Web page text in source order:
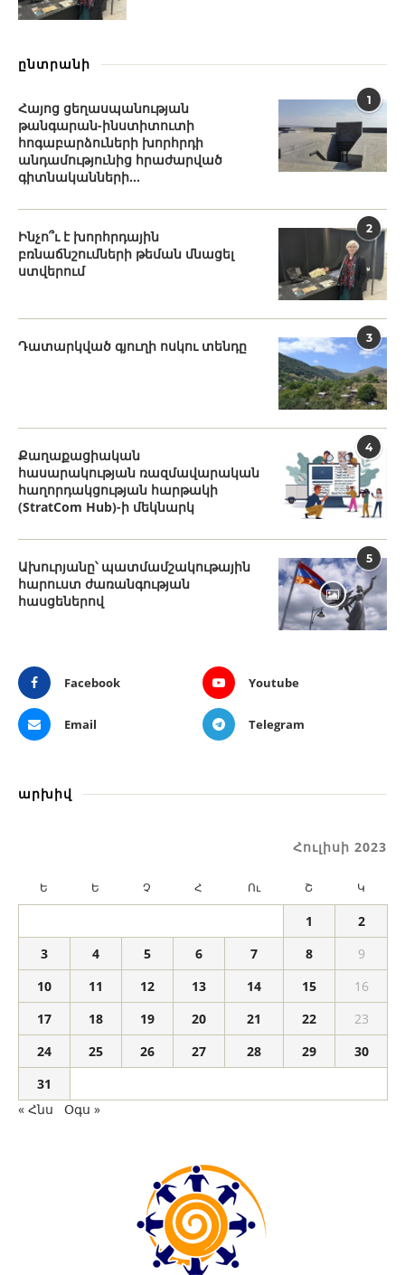
ընտրանի
1
Հայոց ցեղասպանության
թանգարան-ինստիտուտի
հոգաբարձուների խորհրդի
անդամությունից հրաժարված
գիտնականների...
2
Ինչո՞ւ է խորհրդային
բռնաճնշումների թեման մնացել
ստվերում
3
Դատարկված գյուղի ոսկու տենդը
4
Քաղաքացիական
հասարակության ռազմավարական
հաղորդակցության հարթակի
(StratCom Hub)-ի մեկնարկ
5
Ախուրյանը՝ պատմամշակութային
հարուստ ժառանգության
հասցեներով
Facebook Youtube
Email Telegram
արխիվ
Հուլիսի 2023
Ե Ե Չ Հ Ու Շ Կ
1
2
3
4 5 6 7 8
9
10
11 12 13 14 15
16
17
18 19 20 21 22
23
24
25 26 27 28 29
30
31
« Հնս
Օգս »